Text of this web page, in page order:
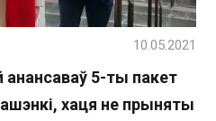
анансаваў 5-ты пакет
хаця не прыняты
10.05.2021